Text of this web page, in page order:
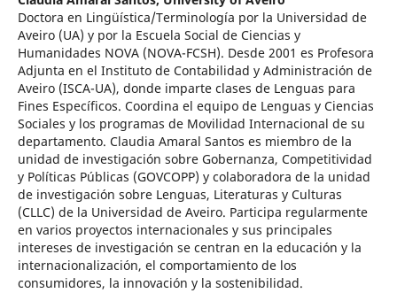
Doctora en Lingüística/Terminología por la Universidad de
Aveiro (UA) y por la Escuela Social de Ciencias y
Humanidades NOVA (NOVA-FCSH). Desde 2001 es Profesora
Adjunta en el Instituto de Contabilidad y Administración de
Aveiro (ISCA-UA), donde imparte clases de Lenguas para
Fines Específicos. Coordina el equipo de Lenguas y Ciencias
Sociales y los programas de Movilidad Internacional de su
departamento. Claudia Amaral Santos es miembro de la
unidad de investigación sobre Gobernanza, Competitividad
y Políticas Públicas (GOVCOPP) y colaboradora de la unidad
de investigación sobre Lenguas, Literaturas y Culturas
(CLLC) de la Universidad de Aveiro. Participa regularmente
en varios proyectos internacionales y sus principales
intereses de investigación se centran en la educación y la
internacionalización, el comportamiento de los
consumidores, la innovación y la sostenibilidad.